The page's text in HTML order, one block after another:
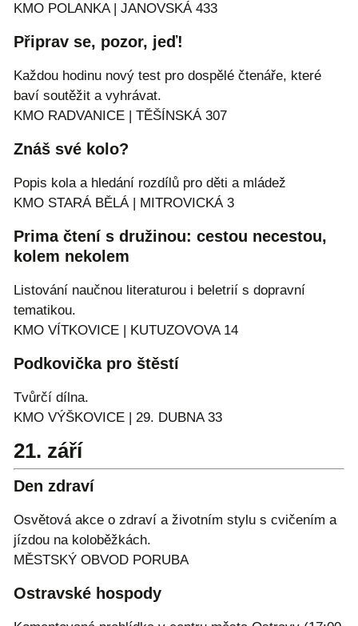
KMO POLANKA | JANOVSKÁ 433
Připrav se, pozor, jeď!
Každou hodinu nový test pro dospělé čtenáře, které
baví soutěžit a vyhrávat.
KMO RADVANICE | TĚŠÍNSKÁ 307
Znáš své kolo?
Popis kola a hledání rozdílů pro děti a mládež
KMO STARÁ BĚLÁ | MITROVICKÁ 3
Prima čtení s družinou: cestou necestou,
kolem nekolem
Listování naučnou literaturou i beletrií s dopravní
tematikou.
KMO VÍTKOVICE | KUTUZOVOVA 14
Podkovička pro štěstí
Tvůrčí dílna.
KMO VÝŠKOVICE | 29. DUBNA 33
21. září
Den zdraví
Osvětová akce o zdraví a životním stylu s cvičením a
jízdou na koloběžkách.
MĚSTSKÝ OBVOD PORUBA
Ostravské hospody